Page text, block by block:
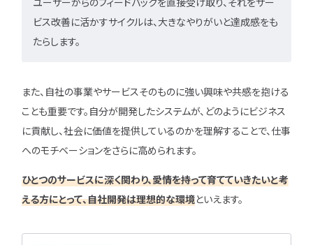
ビス改善に活かすサイクルは、大きなやりがいと達成感をも
たらします。
また、自社の事業やサービスそのものに強い興味や共感を抱ける
ことも重要です。自分が開発したシステムが、どのようにビジネス
に貢献し、社会に価値を提供しているのかを理解することで、仕事
へのモチベーションをさらに高められます。
ひとつのサービスに深く関わり、愛情を持って育てていきたいと考
える方にとって、自社開発は理想的な環境といえます。